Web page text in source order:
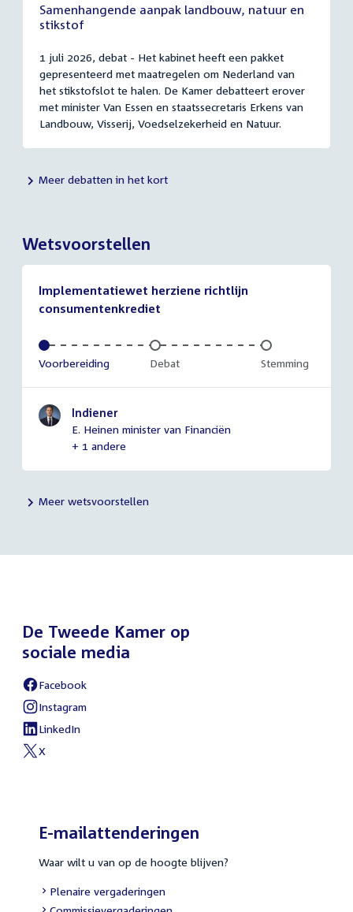
Samenhangende aanpak landbouw, natuur en
stikstof
1 juli 2026, debat - Het kabinet heeft een pakket
gepresenteerd met maatregelen om Nederland van
het stikstofslot te halen. De Kamer debatteert erover
met minister Van Essen en staatssecretaris Erkens van
Landbouw, Visserij, Voedselzekerheid en Natuur.
Meer debatten in het kort
Wetsvoorstellen
Implementatiewet herziene richtlijn
consumentenkrediet
Voltooid:
Voorbereiding Onvoltooid:
Debat Onvoltooid:
Stemming
Indiener
E. Heinen minister van Financiën
+ 1 andere
Meer wetsvoorstellen
De Tweede Kamer op
sociale media
External
link:
Facebook
External
link:
Instagram
External
link:
LinkedIn
External
X
E-mailattenderingen
Waar wilt u van op de hoogte blijven?
External
link:
Plenaire vergaderingen